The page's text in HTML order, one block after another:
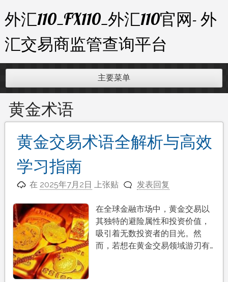
至
内
容
外汇110_FX110_外汇110官网- 外
汇交易商监管查询平台
主要菜单
黄金术语
黄金交易术语全解析与高效
学习指南
在 2025年7月2日 上张贴 发表回复
在全球金融市场中，黄金交易以
其独特的避险属性和投资价值，
吸引着无数投资者的目光。然
而，若想在黄金交易领域游刃有…